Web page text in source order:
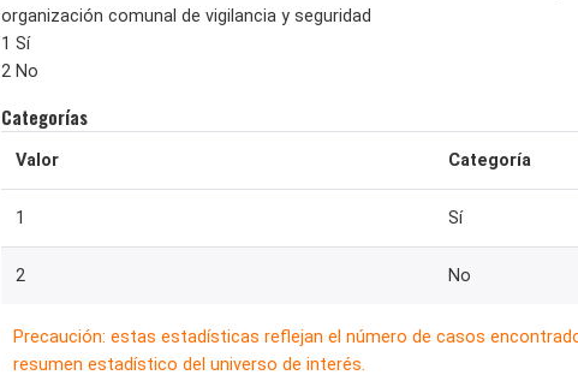
organización comunal de vigilancia y seguridad
1 Sí
2 No
Categorías
Valor Categoría
1 Sí
2 No
Precaución: estas estadísticas reflejan el número de casos
resumen estadístico del universo de interés.